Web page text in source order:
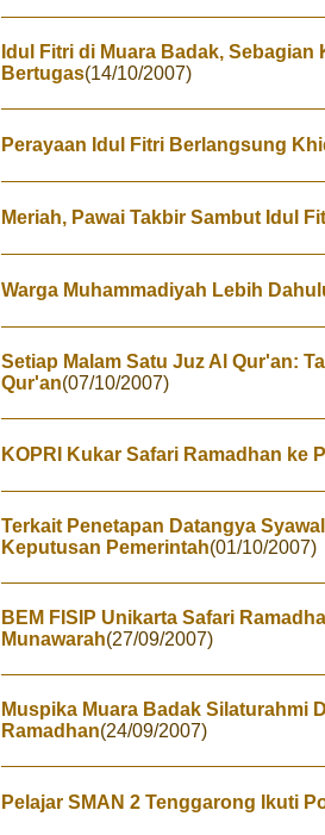
Idul Fitri di Muara Badak,
Bertugas(14/10/2007)
Perayaan Idul Fitri Berlangsung
Meriah, Pawai Takbir Sambut Idul
Warga Muhammadiyah Lebih
Setiap Malam Satu Juz Al Qur'an:
Qur'an(07/10/2007)
KOPRI Kukar Safari Ramadhan ke
Terkait Penetapan Datangya
Keputusan Pemerintah(01/10/2007)
BEM FISIP Unikarta Safari
Munawarah(27/09/2007)
Muspika Muara Badak Silaturahmi
Ramadhan(24/09/2007)
Pelajar SMAN 2 Tenggarong Ikuti